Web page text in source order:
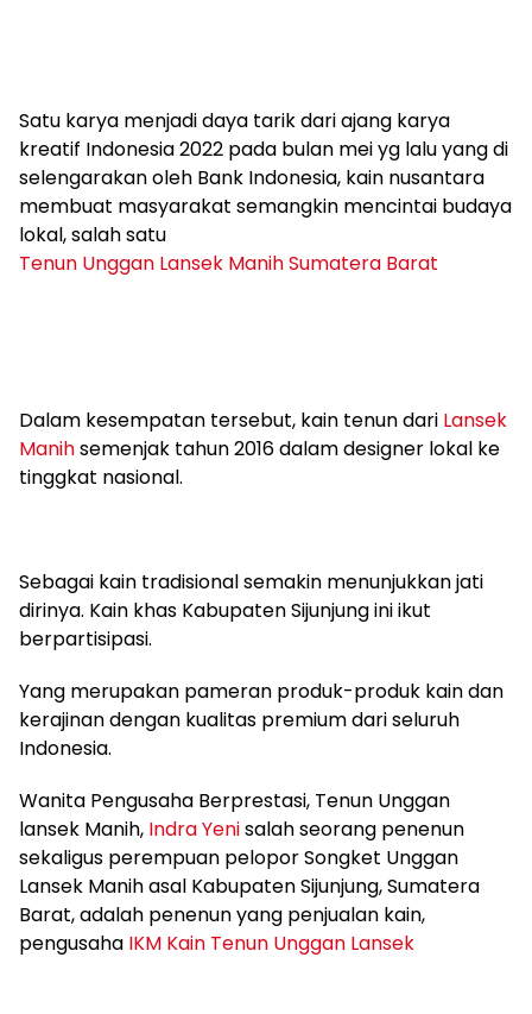
Satu karya menjadi daya tarik dari ajang karya
kreatif Indonesia 2022 pada bulan mei yg lalu yang di
selengarakan oleh Bank Indonesia, kain nusantara
membuat masyarakat semangkin mencintai budaya
lokal, salah satu
Tenun Unggan Lansek Manih Sumatera Barat
Dalam kesempatan tersebut, kain tenun dari Lansek
Manihsemenjak tahun 2016 dalam designer lokal ke
tinggkat nasional.
Sebagai kain tradisional semakin menunjukkan jati
dirinya. Kain khas Kabupaten Sijunjung ini ikut
berpartisipasi.
Yang merupakan pameran produk-produk kain dan
kerajinan dengan kualitas premium dari seluruh
Indonesia.
Wanita Pengusaha Berprestasi, Tenun Unggan
lansek Manih, Indra Yenisalah seorang penenun
sekaligus perempuan pelopor Songket Unggan
Lansek Manih asal Kabupaten Sijunjung, Sumatera
Barat, adalah penenun yang penjualan kain,
pengusaha IKM Kain Tenun Unggan Lansek